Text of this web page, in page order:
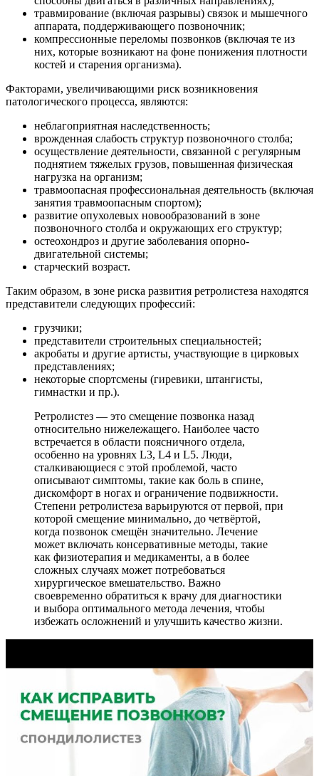
травмирование (включая разрывы) связок и мышечного
аппарата, поддерживающего позвоночник;
компрессионные переломы позвонков (включая те из
них, которые возникают на фоне понижения плотности
костей и старения организма).
Факторами, увеличивающими риск возникновения
патологического процесса, являются:
неблагоприятная наследственность;
врожденная слабость структур позвоночного столба;
осуществление деятельности, связанной с регулярным
поднятием тяжелых грузов, повышенная физическая
нагрузка на организм;
травмоопасная профессиональная деятельность (включая
занятия травмоопасным спортом);
развитие опухолевых новообразований в зоне
позвоночного столба и окружающих его структур;
остеохондроз и другие заболевания опорно-
двигательной системы;
старческий возраст.
Таким образом, в зоне риска развития ретролистеза находятся
представители следующих профессий:
грузчики;
представители строительных специальностей;
акробаты и другие артисты, участвующие в цирковых
представлениях;
некоторые спортсмены (гиревики, штангисты,
гимнастки и пр.).
Ретролистез — это смещение позвонка назад
относительно нижележащего. Наиболее часто
встречается в области поясничного отдела,
особенно на уровнях L3, L4 и L5. Люди,
сталкивающиеся с этой проблемой, часто
описывают симптомы, такие как боль в спине,
дискомфорт в ногах и ограничение подвижности.
Степени ретролистеза варьируются от первой, при
которой смещение минимально, до четвёртой,
когда позвонок смещён значительно. Лечение
может включать консервативные методы, такие
как физиотерапия и медикаменты, а в более
сложных случаях может потребоваться
хирургическое вмешательство. Важно
своевременно обратиться к врачу для диагностики
и выбора оптимального метода лечения, чтобы
избежать осложнений и улучшить качество жизни.